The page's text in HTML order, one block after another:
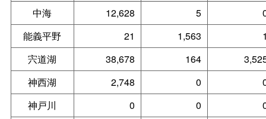
中海 12,628 5
能義平野
21 1,563
宍道湖
38,678 164
神西湖
2,748 0
神戸川
0 0